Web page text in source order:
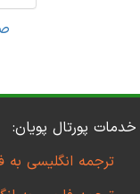
خدمات پورتال پویان:
ترجمه انگلیسی به